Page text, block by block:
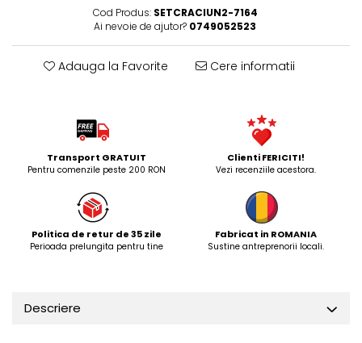
Cod Produs: SETCRACIUN2-7164
Ai nevoie de ajutor? 0749052523
Adauga la Favorite Cere informatii
Transport GRATUIT
Pentru comenzile peste 200 RON
Clienti FERICITI!
Vezi recenziile acestora.
Politica de retur de 35 zile
Perioada prelungita pentru tine
Fabricat in ROMANIA
Sustine antreprenorii locali.
Descriere